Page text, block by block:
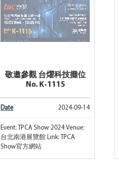
敬邀參觀 台燿科技攤位
No. K-1115
Date 2024-09-14
Event: TPCA Show 2024 Venue:
台北南港展覽館 Link: TPCA
Show官方網站